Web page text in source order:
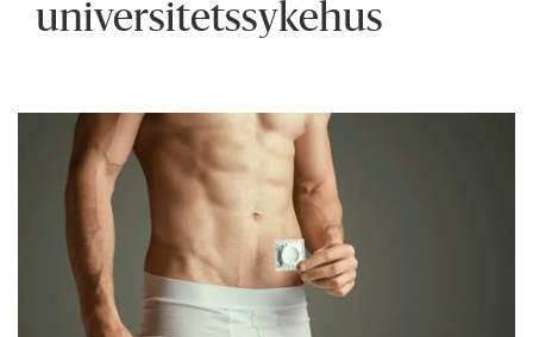
universitetssykehus